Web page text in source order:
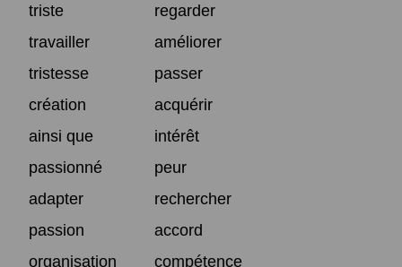
triste
regarder
travailler
améliorer
tristesse
passer
création
acquérir
ainsi que
intérêt
passionné
peur
adapter
rechercher
passion
accord
organisation
compétence